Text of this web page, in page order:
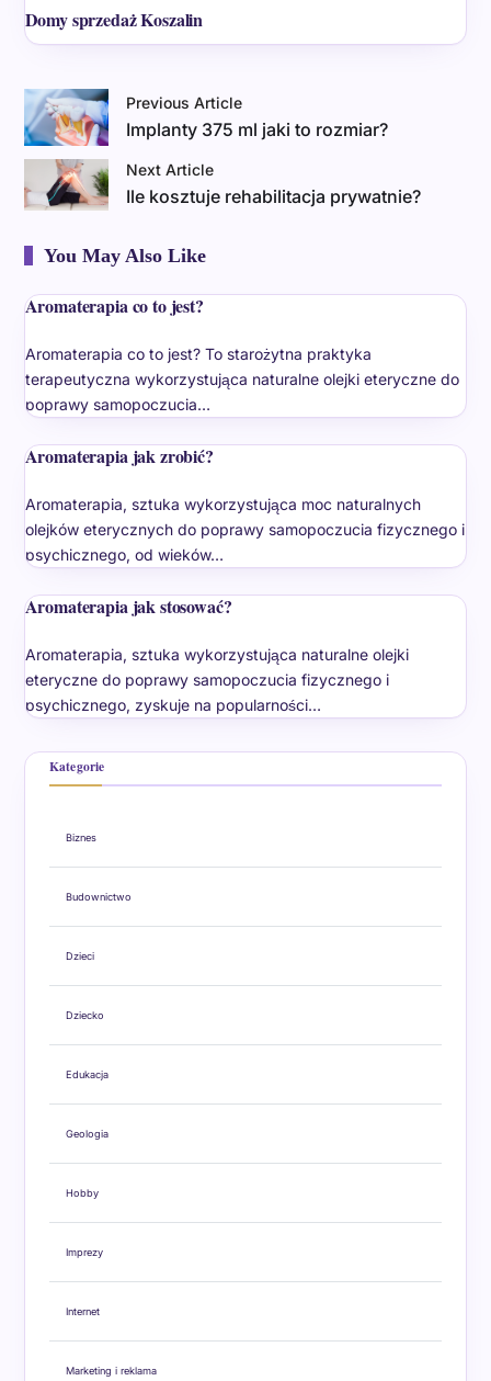
Domy sprzedaż Koszalin
Previous Article
Implanty 375 ml jaki to rozmiar?
Next Article
Ile kosztuje rehabilitacja prywatnie?
You May Also Like
Aromaterapia co to jest?
Aromaterapia co to jest? To starożytna praktyka
terapeutyczna wykorzystująca naturalne olejki eteryczne do
poprawy samopoczucia…
Aromaterapia jak zrobić?
Aromaterapia, sztuka wykorzystująca moc naturalnych
olejków eterycznych do poprawy samopoczucia fizycznego i
psychicznego, od wieków…
Aromaterapia jak stosować?
Aromaterapia, sztuka wykorzystująca naturalne olejki
eteryczne do poprawy samopoczucia fizycznego i
psychicznego, zyskuje na popularności…
Kategorie
Biznes
Budownictwo
Dzieci
Dziecko
Edukacja
Geologia
Hobby
Imprezy
Internet
Marketing i reklama